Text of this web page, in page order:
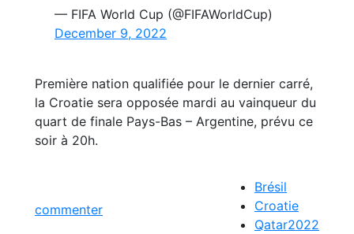
— FIFA World Cup (@FIFAWorldCup)
December 9, 2022
Première nation qualifiée pour le dernier carré,
la Croatie sera opposée mardi au vainqueur du
quart de finale Pays-Bas – Argentine, prévu ce
soir à 20h.
commenter
Brésil
Croatie
Qatar2022